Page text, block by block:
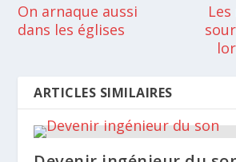
On arnaque aussi
dans les églises
ARTICLES SIMILAIRES